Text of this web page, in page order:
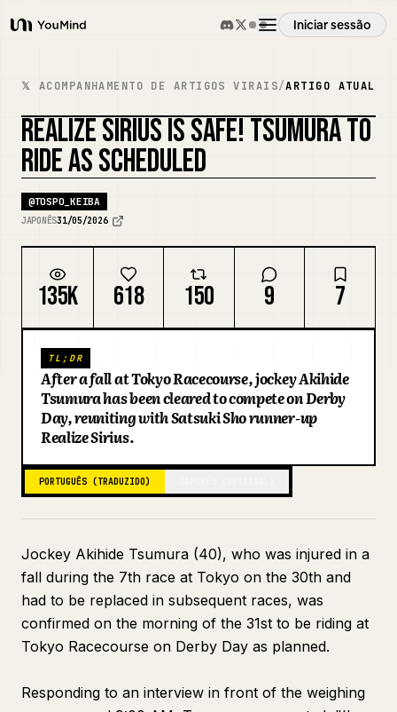
YouMind
Iniciar sessão
Visão geral
Casos de uso
Habilidades
Prompts
Preços
Transferir
Blogue
Atualizações
𝕏 ACOMPANHAMENTO DE ARTIGOS VIRAIS/ARTIGO ATUAL
REALIZE SIRIUS IS SAFE! TSUMURA TO
RIDE AS SCHEDULED
@TOSPO_KEIBA
JAPONÊS31/05/2026
135K 618 150 9 7
TL;DR
After a fall at Tokyo Racecourse, jockey Akihide
Tsumura has been cleared to compete on Derby
Day, reuniting with Satsuki Sho runner-up
Realize Sirius.
PORTUGUÊS (TRADUZIDO)
Jockey Akihide Tsumura (40), who was injured in a
fall during the 7th race at Tokyo on the 30th and
had to be replaced in subsequent races, was
confirmed on the morning of the 31st to be riding at
Tokyo Racecourse on Derby Day as planned.
Responding to an interview in front of the weighing